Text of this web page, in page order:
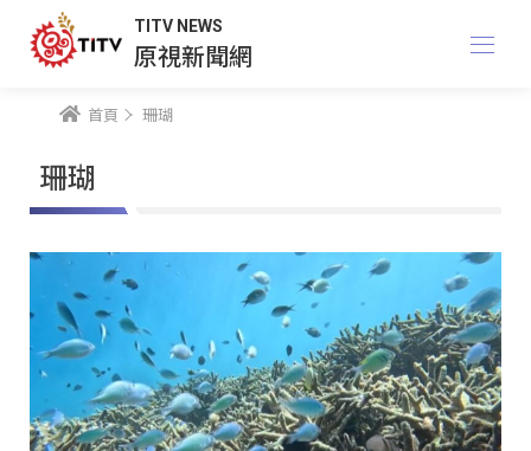
TITV NEWS
原視新聞網
首頁 珊瑚
珊瑚